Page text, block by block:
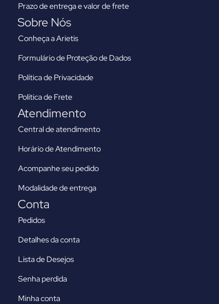
Prazo de entrega e valor de frete
Sobre Nós
Conheça a Arietis
Formulário de Proteção de Dados
Política de Privacidade
Política de Frete
Atendimento
Central de atendimento
Horário de Atendimento
Acompanhe seu pedido
Modalidade de entrega
Conta
Pedidos
Detalhes da conta
Lista de Desejos
Senha perdida
Minha conta